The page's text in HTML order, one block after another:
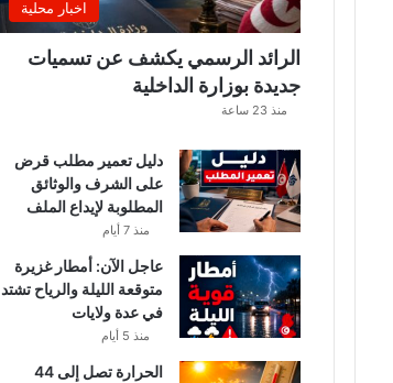
ا
ا
ل
د
ن
ي
ف
ي
ت
و
ن
اخبار محلية
الرائد الرسمي يكشف عن تسميات
جديدة بوزارة الداخلية
منذ 23 ساعة
دليل تعمير مطلب قرض
على الشرف والوثائق
المطلوبة لإيداع الملف
منذ 7 أيام
عاجل الآن: أمطار غزيرة
متوقعة الليلة والرياح تشتد
في عدة ولايات
منذ 5 أيام
الحرارة تصل إلى 44